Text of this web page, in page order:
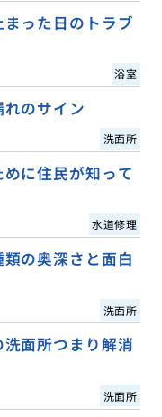
った日のトラブ
浴室
のサイン
洗面所
に住民が知って
水道修理
の奥深さと面白
洗面所
面所つまり解消
洗面所